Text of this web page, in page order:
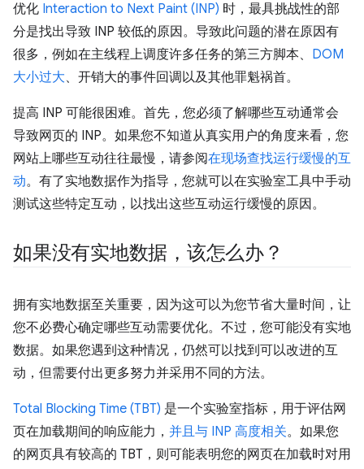
优化 Interaction to Next Paint (INP) 时，最具挑战性的部
分是找出导致 INP 较低的原因。导致此问题的潜在原因有
很多，例如在主线程上调度许多任务的第三方脚本、 DOM
大小过大、开销大的事件回调以及其他罪魁祸首。
提高 INP 可能很困难。首先，您必须了解哪些互动通常会
导致网页的 INP。如果您不知道从真实用户的角度来看，您
网站上哪些互动往往最慢，请参阅在现场查找运行缓慢的互
动。有了实地数据作为指导，您就可以在实验室工具中手动
测试这些特定互动，以找出这些互动运行缓慢的原因。
如果没有实地数据，该怎么办？
拥有实地数据至关重要，因为这可以为您节省大量时间，让
您不必费心确定哪些互动需要优化。不过，您可能没有实地
数据。如果您遇到这种情况，仍然可以找到可以改进的互
动，但需要付出更多努力并采用不同的方法。
Total Blocking Time (TBT) 是一个实验室指标，用于评估网
页在加载期间的响应能力， 并且与 INP 高度相关。如果您
的网页具有较高的 TBT，则可能表明您的网页在加载时对用